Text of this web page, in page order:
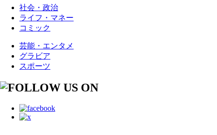
社会・政治
ライフ・マネー
コミック
芸能・エンタメ
グラビア
スポーツ